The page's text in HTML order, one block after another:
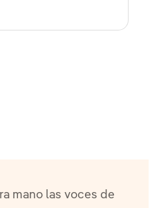
mano las voces de